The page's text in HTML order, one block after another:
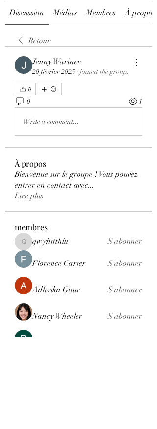
Discussion Médias Membres À propos
Retour
Jenny Wariner
20 février 2025 · joined the group.
0
0 1
Write a comment...
À propos
Bienvenue sur le groupe ! Vous pouvez
entrer en contact avec...
Lire plus
membres
qwyhttthlu
qwyhttthlu S'abonner
Florence Carter S'abonner
Adhvika Gour S'abonner
Nancy Wheeler S'abonner